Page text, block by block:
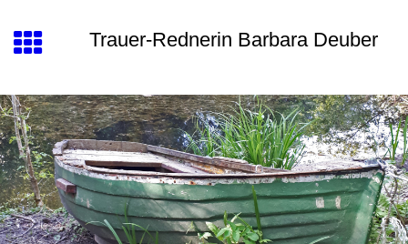
Trauer-Rednerin Barbara Deuber